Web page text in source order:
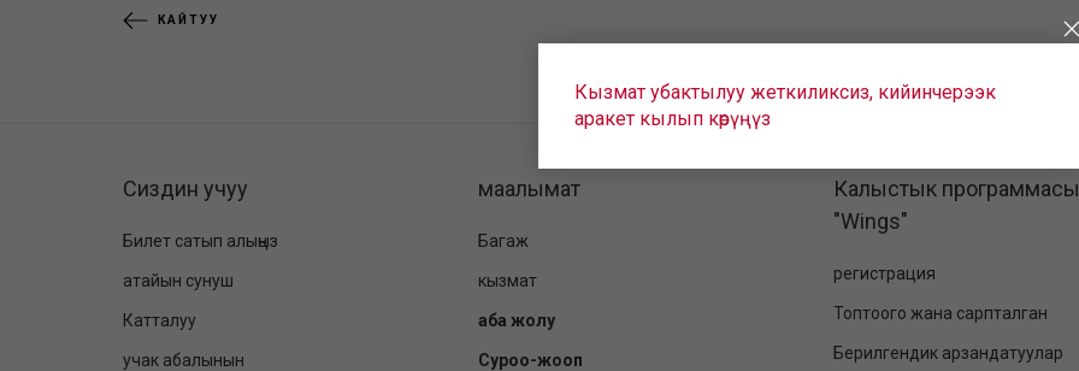
КАЙТУУ
Кызмат убактылуу жеткиликсиз, кийинчерээк
аракет кылып көрүңүз
Сиздин учуу
Билет сатып алыңыз
атайын сунуш
Катталуу
учак абалынын
маалымат
Багаж
кызмат
аба жолу
Суроо-жооп
Калыстык программасы
"Wings"
регистрация
Топтоого жана сарпталган
Берилгендик арзандатуулар